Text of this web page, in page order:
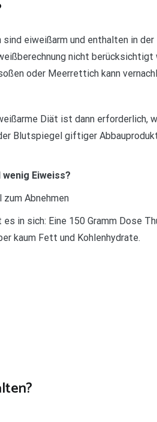
eiweißarm und enthalten in der
nicht berücksichtigt
oder Meerrettich kann
Diät ist dann erforderlich,
Blutspiegel giftiger
Eiweiss?
Abnehmen
in sich: Eine 150 Gramm Dose
kaum Fett und Kohlenhydrate.